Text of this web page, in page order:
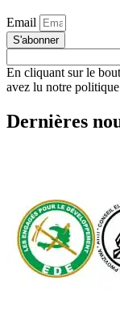
Email
S'abonner
En cliquant sur le
avez lu notre
Dernières